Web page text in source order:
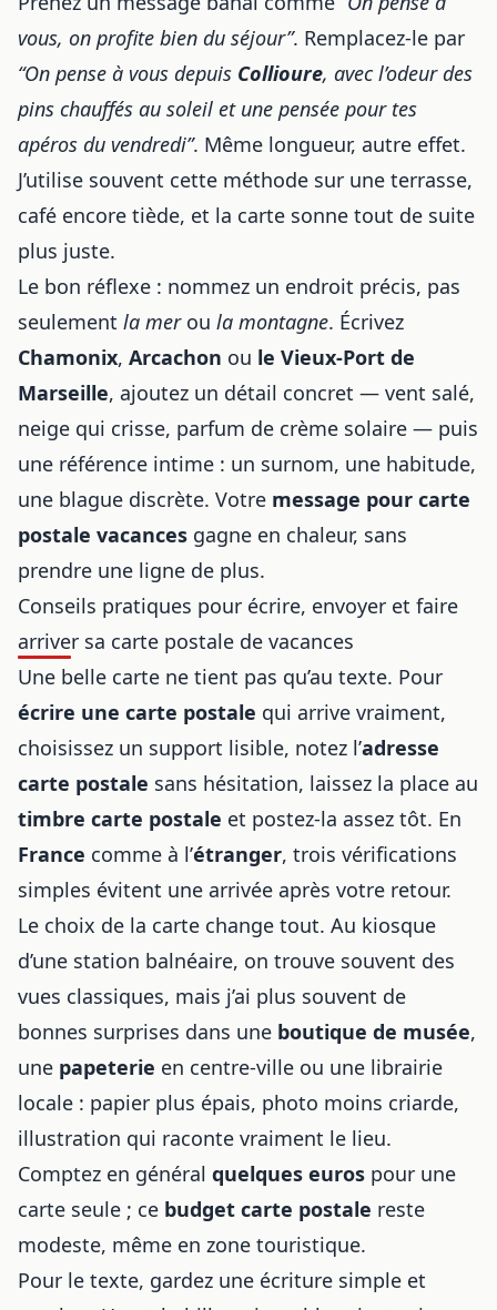
vous, on profite bien du séjour”. Remplacez-le par
“On pense à vous depuis Collioure, avec l’odeur des
pins chauffés au soleil et une pensée pour tes
apéros du vendredi”. Même longueur, autre effet.
J’utilise souvent cette méthode sur une terrasse,
café encore tiède, et la carte sonne tout de suite
plus juste.
Le bon réflexe : nommez un endroit précis, pas
seulement la merou la montagne. Écrivez
Chamonix, Arcachon ou le Vieux-Port de
Marseille, ajoutez un détail concret — vent salé,
neige qui crisse, parfum de crème solaire — puis
une référence intime : un surnom, une habitude,
une blague discrète. Votre message pour carte
postale vacances gagne en chaleur, sans
prendre une ligne de plus.
Conseils pratiques pour écrire, envoyer et faire
arriver sa carte postale de vacances
Une belle carte ne tient pas qu’au texte. Pour
écrire une carte postale qui arrive vraiment,
choisissez un support lisible, notez l’adresse
carte postale sans hésitation, laissez la place au
timbre carte postale et postez-la assez tôt. En
France comme à l’étranger, trois vérifications
simples évitent une arrivée après votre retour.
Le choix de la carte change tout. Au kiosque
d’une station balnéaire, on trouve souvent des
vues classiques, mais j’ai plus souvent de
bonnes surprises dans une boutique de musée,
une papeterie en centre-ville ou une librairie
locale : papier plus épais, photo moins criarde,
illustration qui raconte vraiment le lieu.
Comptez en général quelques euros pour une
carte seule ; ce budget carte postale reste
modeste, même en zone touristique.
Pour le texte, gardez une écriture simple et